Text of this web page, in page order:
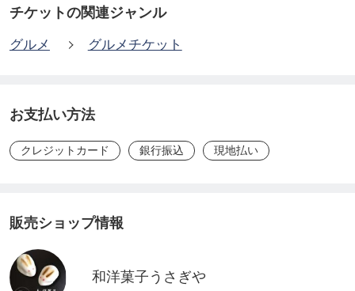
https://ticket.tsuku2.jp/events-detail/0400052301521
生クリーム 4,700円
チョコ生クリーム 5,100円
◾️サイズ：7号（21cm）
生クリーム 6,300円
チケットの関連ジャンル
グルメ グルメチケット
お支払い方法
クレジットカード 銀行振込 現地払い
販売ショップ情報
和洋菓子うさぎや